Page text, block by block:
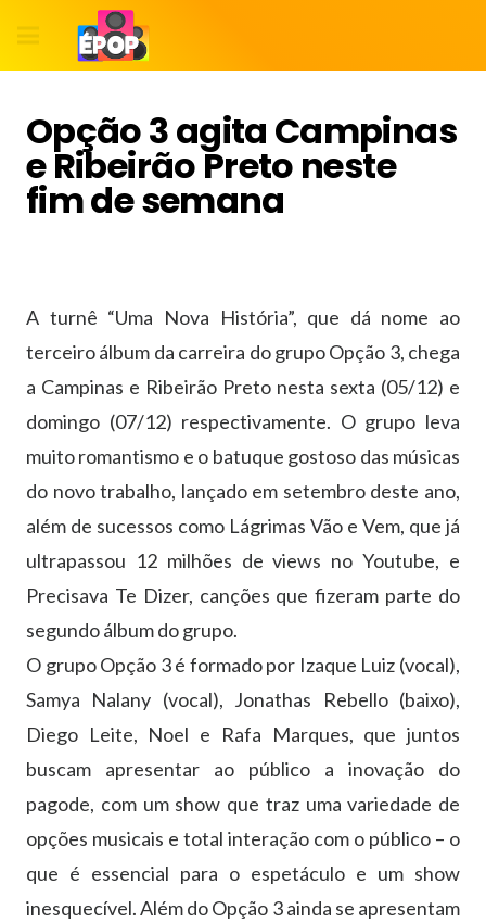
Opção 3 agita Campinas
e Ribeirão Preto neste
fim de semana
A turnê “Uma Nova História”, que dá nome ao
terceiro álbum da carreira do grupo Opção 3, chega
a Campinas e Ribeirão Preto nesta sexta (05/12) e
domingo (07/12) respectivamente. O grupo leva
muito romantismo e o batuque gostoso das músicas
do novo trabalho, lançado em setembro deste ano,
além de sucessos como Lágrimas Vão e Vem, que já
ultrapassou 12 milhões de views no Youtube, e
Precisava Te Dizer, canções que fizeram parte do
segundo álbum do grupo.
O grupo Opção 3 é formado por Izaque Luiz (vocal),
Samya Nalany (vocal), Jonathas Rebello (baixo),
Diego Leite, Noel e Rafa Marques, que juntos
buscam apresentar ao público a inovação do
pagode, com um show que traz uma variedade de
opções musicais e total interação com o público – o
que é essencial para o espetáculo e um show
inesquecível. Além do Opção 3 ainda se apresentam